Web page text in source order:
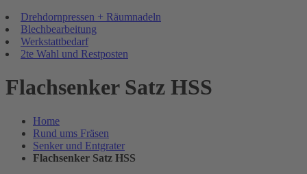
Drehdornpressen + Räumnadeln
Blechbearbeitung
Werkstattbedarf
2te Wahl und Restposten
Flachsenker Satz HSS
Home
Rund ums Fräsen
Senker und Entgrater
Flachsenker Satz HSS